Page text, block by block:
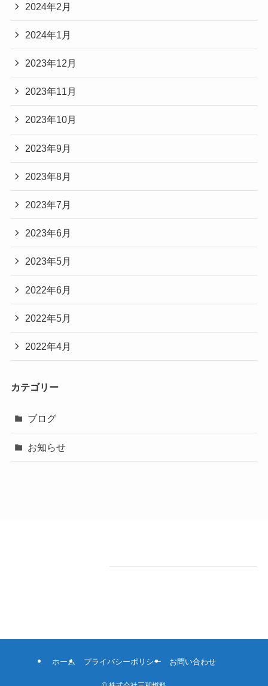
2024年2月
2024年1月
2023年12月
2023年11月
2023年10月
2023年9月
2023年8月
2023年7月
2023年6月
2023年5月
2022年6月
2022年5月
2022年4月
カテゴリー
ブログ
お知らせ
ホーム プライバシーポリシー お問い合わせ